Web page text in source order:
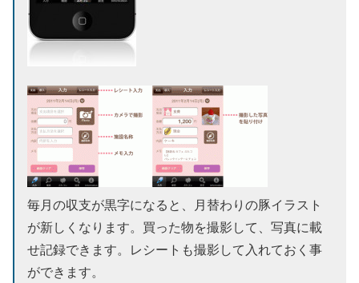
毎月の収支が黒字になると、月替わりの豚イラスト
が新しくなります。買った物を撮影して、写真に載
せ記録できます。レシートも撮影して入れておく事
ができます。